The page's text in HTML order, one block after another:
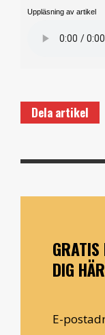
Uppläsning av artikel
Dela artikel
DIG
E-